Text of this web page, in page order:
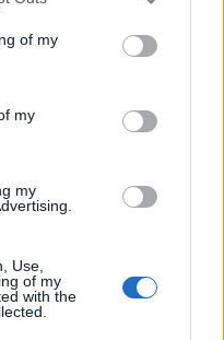
You may click to
its third-party tags to
in below Google
of my
my
my
Use,
of my
with the